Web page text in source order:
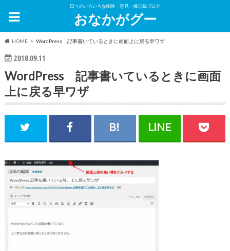
日々のいろいろな体験・意見・備忘録ブログ
おなかがグー
HOME WordPress 記事書いているときに画面上に戻る早ワザ
2018.09.11
WordPress 記事書いているときに画面
上に戻る早ワザ